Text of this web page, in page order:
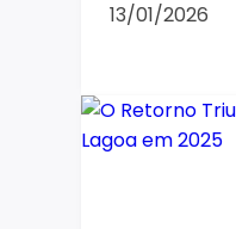
13/01/2026